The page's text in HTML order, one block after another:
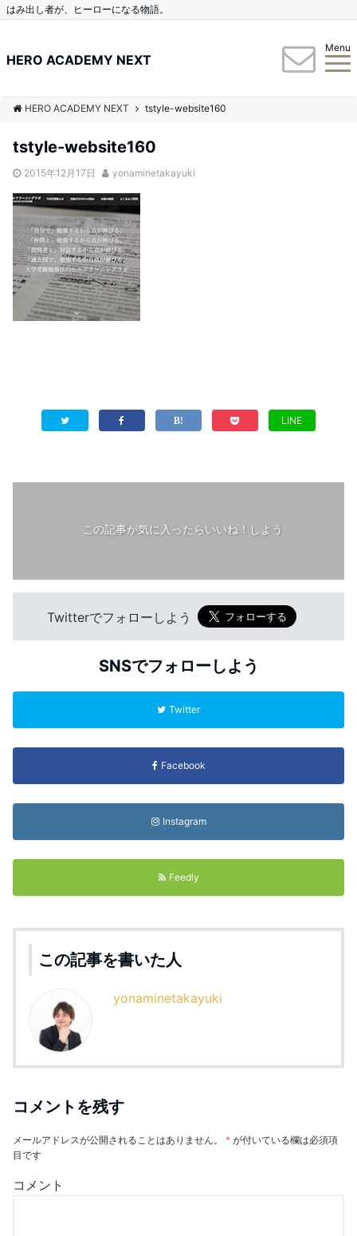
はみ出し者が、ヒーローになる物語。
HERO ACADEMY NEXT
Menu
HERO ACADEMY NEXT tstyle-website160
tstyle-website160
2015年12月17日 yonaminetakayuki
LINE
この記事が気に入ったらいいね！しよう
Twitterでフォローしよう
SNSでフォローしよう
Twitter
Facebook
Instagram
Feedly
この記事を書いた人
yonaminetakayuki
コメントを残す
メールアドレスが公開されることはありません。 * が付いている欄は必須項
目です
コメント